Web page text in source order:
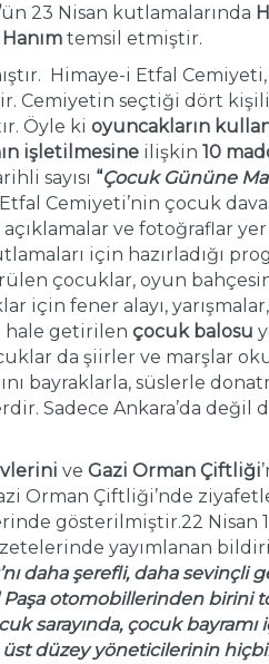
ün 23 Nisan kutlamalarında
temsil etmiştir.
Himaye-i Etfal Cemiyeti,
Cemiyetin seçtiği dört
Öyle ki oyuncakların
işletilmesine ilişkin 10
sayısı “Çocuk Gününe
Cemiyeti’nin çocuk
ve fotoğraflar yer
için hazırladığı
çocuklar, oyun
için fener alayı,
hale getirilen çocuk balosu
da şiirler ve marşlar
bayraklarla, süslerle
Sadece Ankara’da değil
ve Gazi Orman Çiftliği
Orman Çiftliği’nde
gösterilmiştir.22 Nisan
yayımlanan
daha şerefli, daha sevinçli
otomobillerinden birini
sarayında, çocuk bayramı
üst düzey yöneticilerinin